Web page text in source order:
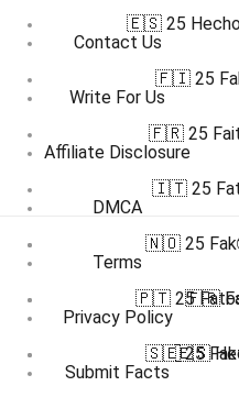
Contact Us
Write For Us
Affiliate Disclosure
DMCA
Terms
Privacy Policy
Submit Facts
🇪🇸 25
🇫🇮 25
🇫🇷 25
🇮🇹 25
🇳🇴 25
🇵🇹 25 Fatos
🇸🇪 25
🇫🇷
🇪🇸